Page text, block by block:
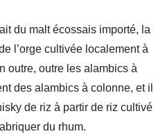
du malt écossais importé, la
l’orge cultivée localement à
outre, outre les alambics à
des alambics à colonne, et il
de riz à partir de riz cultivé
du rhum.